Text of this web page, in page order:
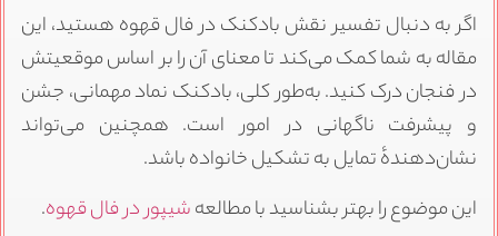
اگر به دنبال تفسیر نقش بادکنک در فال قهوه هستید، این
مقاله به شما کمک می‌کند تا معنای آن را بر اساس موقعیتش
در فنجان درک کنید. به‌طور کلی، بادکنک نماد مهمانی، جشن
و پیشرفت ناگهانی در امور است. همچنین می‌تواند
نشان‌دهندهٔ تمایل به تشکیل خانواده باشد.
این موضوع را بهتر بشناسید با مطالعهشیپور در فال قهوه.